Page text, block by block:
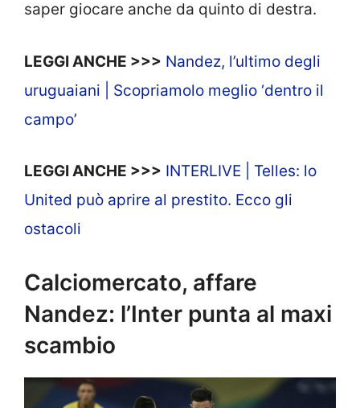
saper giocare anche da quinto di destra.
LEGGI ANCHE >>> Nandez, l’ultimo degli
uruguaiani | Scopriamolo meglio ‘dentro il
campo’
LEGGI ANCHE >>> INTERLIVE | Telles: lo
United può aprire al prestito. Ecco gli
ostacoli
Calciomercato, affare
Nandez: l’Inter punta al maxi
scambio